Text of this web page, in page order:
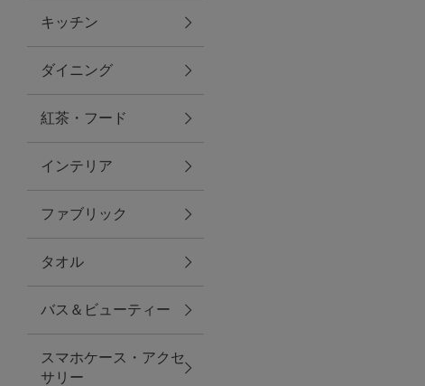
トラベルグッズ
ランチ
バッグ
キッチン・ダイニング
ダイニング
キッチン
キッチン
ダイニング
紅茶・フード
インテリア
ファブリック
タオル
バス＆ビューティー
スマホケース・アクセ
サリー